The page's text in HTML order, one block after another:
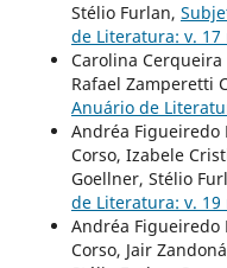
Stélio Furlan,
de Literatura: v. 17
Carolina
Rafael Zamperetti
Anuário de
Andréa Figueiredo
Corso, Izabele
Goellner, Stélio
de Literatura: v. 19
Andréa Figueiredo
Corso, Jair